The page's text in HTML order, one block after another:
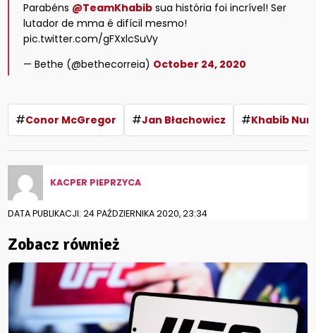
Parabéns @TeamKhabib sua história foi incrível! Ser
lutador de mma é difícil mesmo!
pic.twitter.com/gFXxlcSuVy
— Bethe (@bethecorreia) October 24, 2020
#Conor McGregor #Jan Błachowicz #Khabib
KACPER PIEPRZYCA
DATA PUBLIKACJI: 24 PAŹDZIERNIKA 2020, 23:34
Zobacz również